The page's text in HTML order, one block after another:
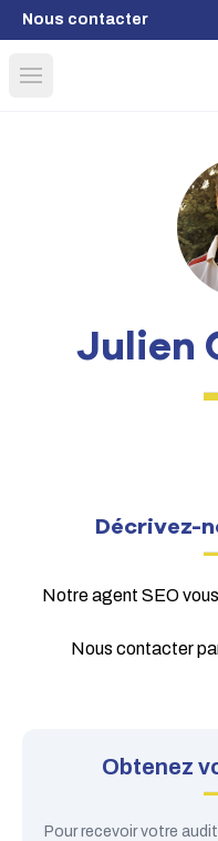
Nous contacter
Open main menu
Julien
Décrivez-
Notre agent SEO
Nous contacter
Obtenez
Pour recevoir votre